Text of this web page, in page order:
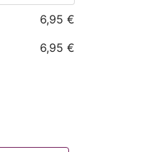
6,95 €
6,95 €